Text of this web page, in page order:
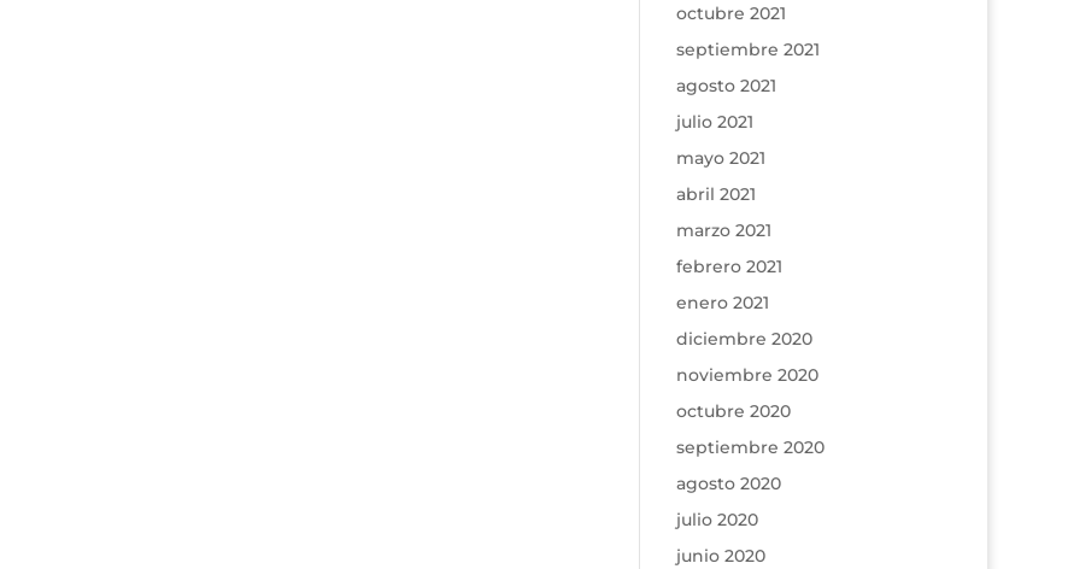
octubre 2021
septiembre 2021
agosto 2021
julio 2021
mayo 2021
abril 2021
marzo 2021
febrero 2021
enero 2021
diciembre 2020
noviembre 2020
octubre 2020
septiembre 2020
agosto 2020
julio 2020
junio 2020